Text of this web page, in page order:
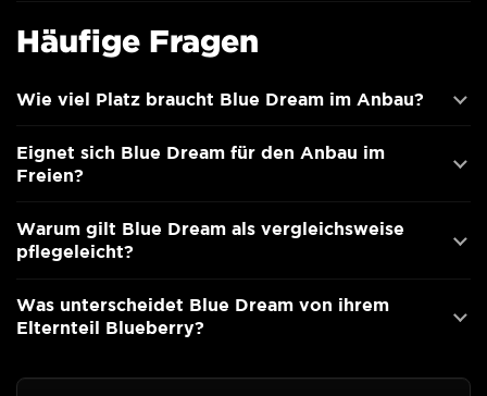
Häufige Fragen
Wie viel Platz braucht Blue Dream im Anbau?
Eignet sich Blue Dream für den Anbau im
Freien?
Warum gilt Blue Dream als vergleichsweise
pflegeleicht?
Was unterscheidet Blue Dream von ihrem
Elternteil Blueberry?